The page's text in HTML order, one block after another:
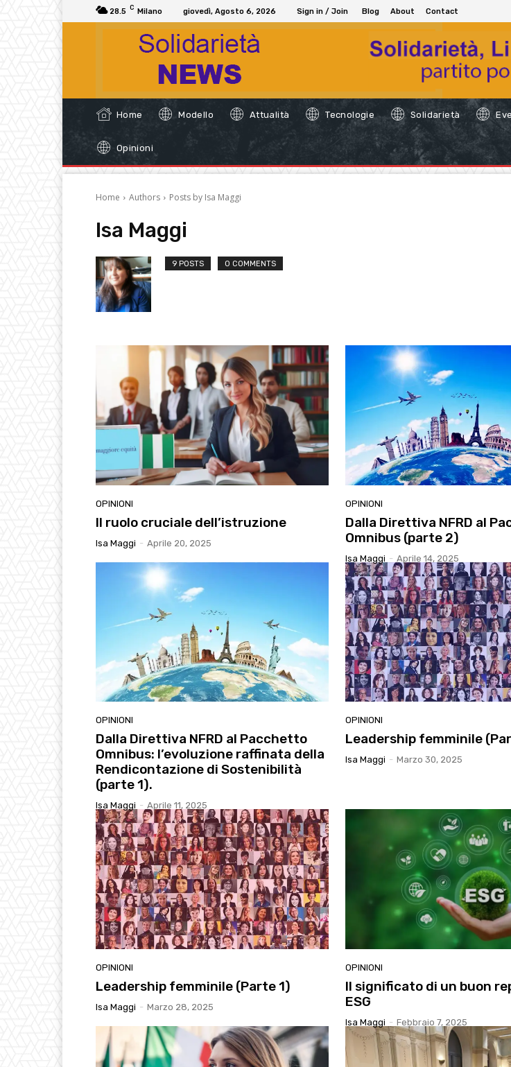
28.5 C Milano giovedì, Agosto 6, 2026 Sign in / Join Blog About Contact
Home Modello Attualità Tecnologie Solidarietà
Opinioni
Home Authors Posts by Isa Maggi
Isa Maggi
9 POSTS 0 COMMENTS
OPINIONI
Il ruolo cruciale dell’istruzione
Isa Maggi - Aprile 20, 2025
OPINIONI
Dalla Direttiva NFRD al
Omnibus (parte 2)
Isa Maggi - Aprile 14, 2025
OPINIONI
Dalla Direttiva NFRD al Pacchetto
Omnibus: l’evoluzione raffinata della
Rendicontazione di Sostenibilità
(parte 1).
Isa Maggi - Aprile 11, 2025
OPINIONI
Leadership femminile
Isa Maggi - Marzo 30, 2025
OPINIONI
Leadership femminile (Parte 1)
Isa Maggi - Marzo 28, 2025
OPINIONI
Il significato di un buon
ESG
Isa Maggi - Febbraio 7, 2025